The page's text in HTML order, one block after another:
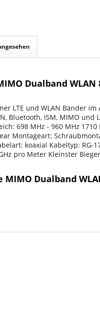
Dualband WLAN
LTE und WLAN Bänder
Bluetooth, ISM, MIMO und
698 MHz - 960 MHz
Montageart:
koaxial Kabeltyp: RG-
pro Meter Kleinster
Dualband